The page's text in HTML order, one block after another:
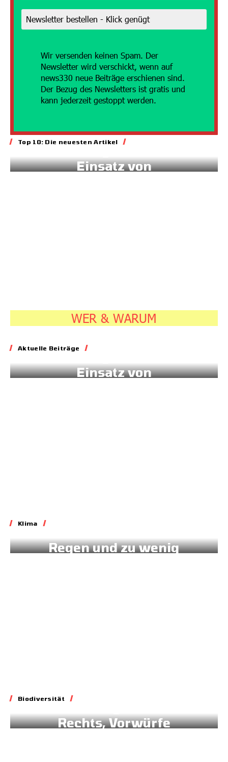
Wir versenden keinen Spam. Der
Newsletter wird verschickt, wenn auf
news330 neue Beiträge erschienen sind.
Der Bezug des Newsletters ist gratis und
kann jederzeit gestoppt werden.
Top 10: Die neuesten Artikel
Energie
Einsatz von
WER & WARUM
Aktuelle Beiträge
Geld für gesteuerten
Einsatz von
Klima
Regen und zu wenig
Biodiversität
Rechts, Vorwürfe